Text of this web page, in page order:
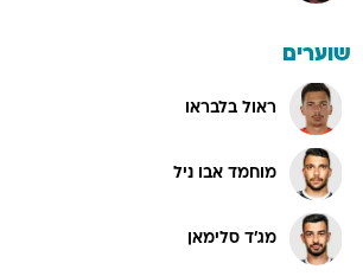
שוערים
ראול בלבראו
מוחמד אבו ניל
מג'ד סלימאן